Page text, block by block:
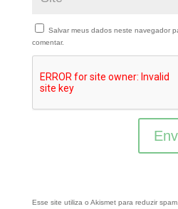
Salvar meus dados neste navegador
comentar.
Esse site utiliza o Akismet para reduzir spam.